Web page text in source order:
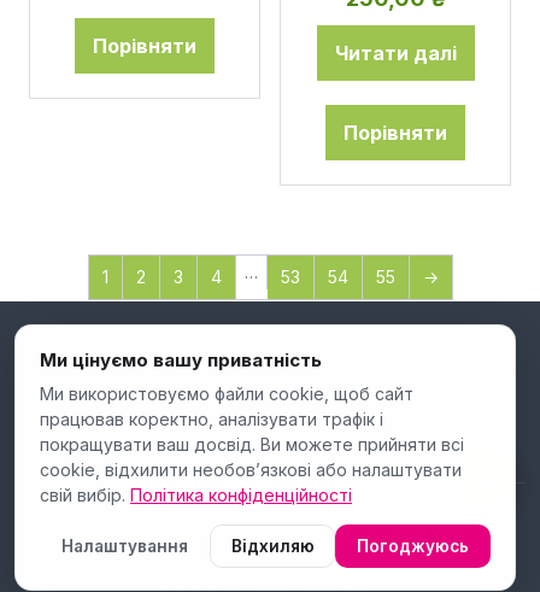
Порівняти Читати далі
Порівняти
1 2 3 4 … 53 54 55 →
Ми цінуємо вашу приватність
Ми використовуємо файли cookie, щоб сайт
працював коректно, аналізувати трафік і
покращувати ваш досвід. Ви можете прийняти всі
cookie, відхилити необов’язкові або налаштувати
свій вибір. Політика конфіденційності
Налаштування Відхиляю Погоджуюсь